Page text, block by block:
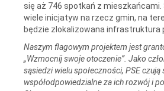
się aż 746 spotkań z mieszkańcami.
wiele inicjatyw na rzecz gmin, na
będzie zlokalizowana infrastruktura
Naszym flagowym projektem jest
„Wzmocnij swoje otoczenie”. Jako
sąsiedzi wielu społeczności, PSE czują
współodpowiedzialne za ich rozwój i